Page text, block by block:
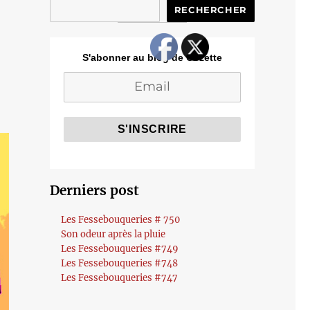
RECHERCHER
S'abonner au blog de Cozette
Derniers post
Les Fessebouqueries # 750
Son odeur après la pluie
Les Fessebouqueries #749
Les Fessebouqueries #748
Les Fessebouqueries #747